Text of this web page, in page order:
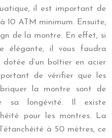
il est important de
10 ATM minimum. Ensuite,
de la montre. En effet, si
élégante, il vous faudra
d’un boîtier en acier
de vérifier que les
la montre sont de
sa longévité. Il existe
pour les montres. La
à 50 mètres, ce